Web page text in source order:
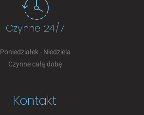
Czynne 24/7
Poniedziałek - Niedziela
Czynne całą dobę
Kontakt